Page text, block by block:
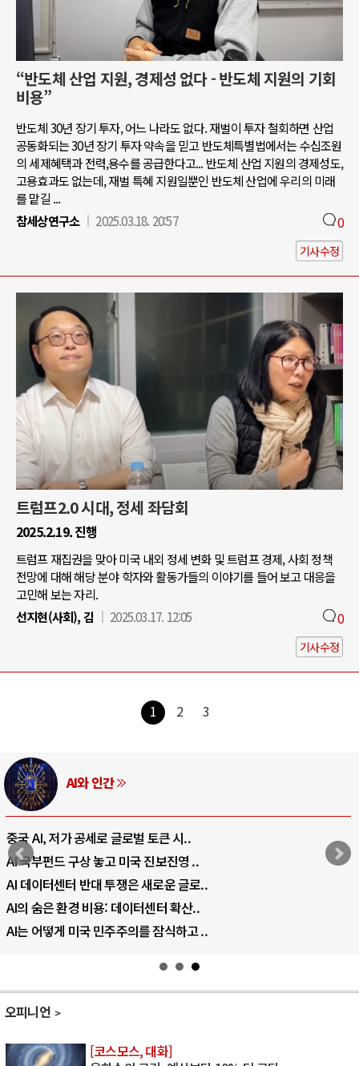
“반도체 산업 지원, 경제성 없다 - 반도체 지원의 기회
비용”
반도체 30년 장기 투자, 어느 나라도 없다. 재벌이 투자 철회하면 산업
공동화되는 30년 장기 투자 약속을 믿고 반도체특별법에서는 수십조원
의 세제혜택과 전력,용수를 공급한다고... 반도체 산업 지원의 경제성도,
고용효과도 없는데, 재벌 특혜 지원일뿐인 반도체 산업에 우리의 미래
를 맡길 ...
참세상연구소
2025.03.18. 20:57 0
기사수정
트럼프2.0 시대, 정세 좌담회
2025.2.19. 진행
트럼프 재집권을 맞아 미국 내외 정세 변화 및 트럼프 경제, 사회 정책
전망에 대해 해당 분야 학자와 활동가들의 이야기를 들어 보고 대응을
고민해 보는 자리.
선지현(사회), 김
2025.03.17. 12:05 0
기사수정
1 2 3
AI와 인간
중국 AI, 저가 공세로 글로벌 토큰 시..
AI 국부펀드 구상 놓고 미국 진보진영 ..
AI 데이터센터 반대 투쟁은 새로운 글로..
AI의 숨은 환경 비용: 데이터센터 확산..
AI는 어떻게 미국 민주주의를 잠식하고 ..
오피니언
[코스모스, 대화]